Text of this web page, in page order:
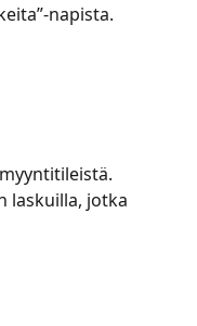
napista.
laskuilla, jotka